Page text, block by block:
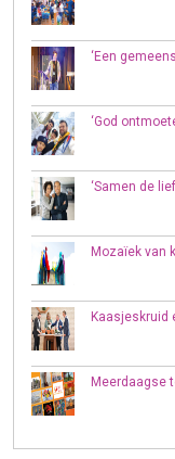
‘Een
‘God
‘Samen de
Mozaïek van
Kaasjeskruid
Meerdaagse